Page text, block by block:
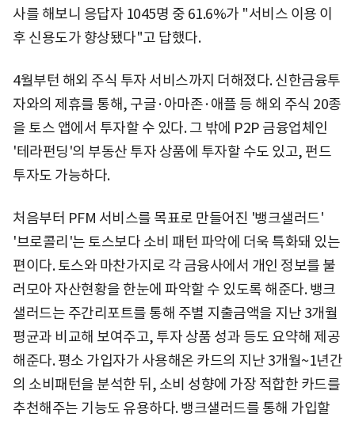
사를 해보니 응답자 1045명 중 61.6%가 "서비스 이용 이
후 신용도가 향상됐다"고 답했다.
4월부턴 해외 주식 투자 서비스까지 더해졌다. 신한금융투
자와의 제휴를 통해, 구글·아마존·애플 등 해외 주식 20종
을 토스 앱에서 투자할 수 있다. 그 밖에 P2P 금융업체인
'테라펀딩'의 부동산 투자 상품에 투자할 수도 있고, 펀드
투자도 가능하다.
처음부터 PFM 서비스를 목표로 만들어진 '뱅크샐러드'
'브로콜리'는 토스보다 소비 패턴 파악에 더욱 특화돼 있는
편이다. 토스와 마찬가지로 각 금융사에서 개인 정보를 불
러모아 자산현황을 한눈에 파악할 수 있도록 해준다. 뱅크
샐러드는 주간리포트를 통해 주별 지출금액을 지난 3개월
평균과 비교해 보여주고, 투자 상품 성과 등도 요약해 제공
해준다. 평소 가입자가 사용해온 카드의 지난 3개월~1년간
의 소비패턴을 분석한 뒤, 소비 성향에 가장 적합한 카드를
추천해주는 기능도 유용하다. 뱅크샐러드를 통해 가입할